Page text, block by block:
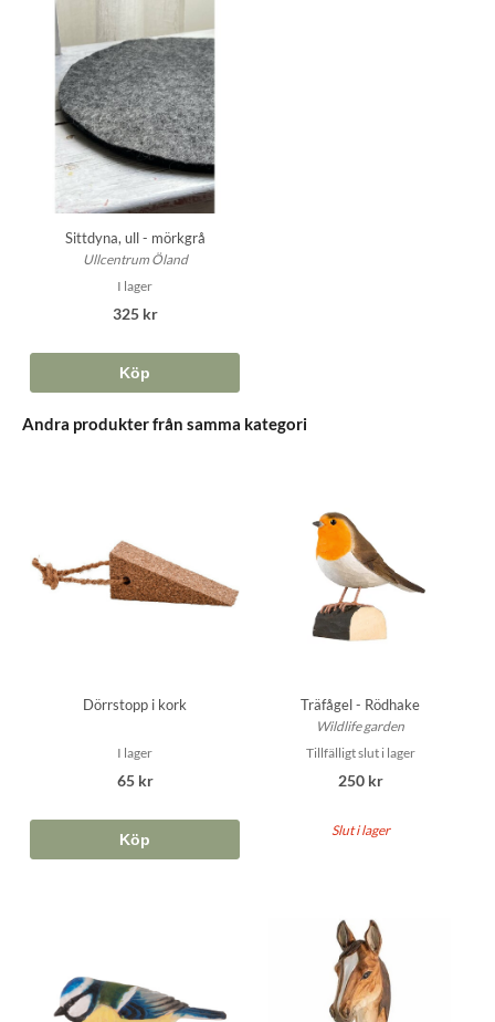
Sittdyna, ull - mörkgrå
Ullcentrum Öland
I lager
325 kr
Köp
Andra produkter från samma kategori
Dörrstopp i kork
I lager
65 kr
Köp
Träfågel - Rödhake
Wildlife garden
Tillfälligt slut i lager
250 kr
Slut i lager